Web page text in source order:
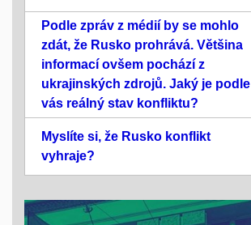
Podle zpráv z médií by se mohlo
zdát, že Rusko prohrává. Většina
informací ovšem pochází z
ukrajinských zdrojů. Jaký je podle
vás reálný stav konfliktu?
Myslíte si, že Rusko konflikt
vyhraje?